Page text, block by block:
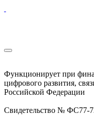
Функционирует при
цифрового развития,
Российской Федерации
Свидетельство № ФС77-